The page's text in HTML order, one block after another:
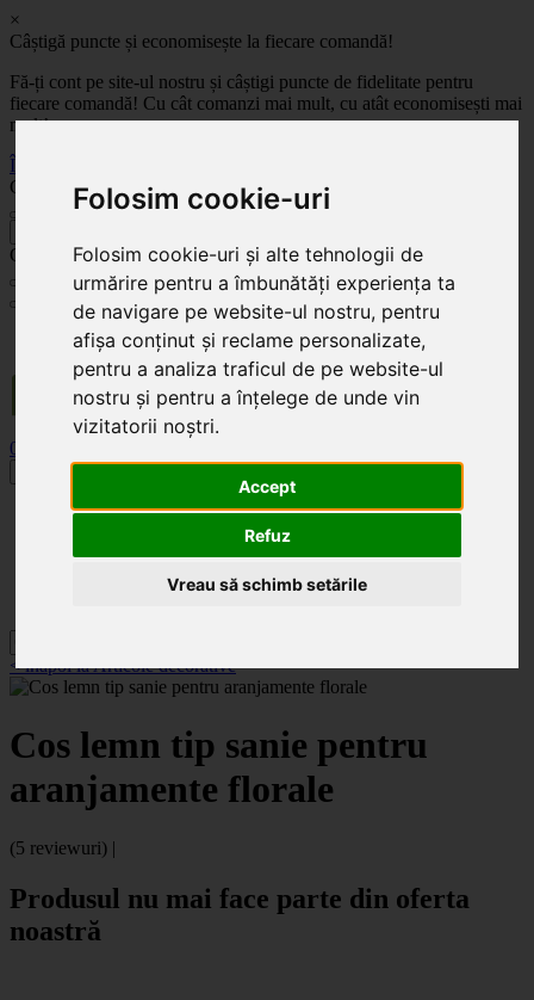
Folosim cookie-uri
Folosim cookie-uri și alte tehnologii de
urmărire pentru a îmbunătăți experiența ta
de navigare pe website-ul nostru, pentru
afișa conținut și reclame personalizate,
pentru a analiza traficul de pe website-ul
nostru și pentru a înțelege de unde vin
vizitatorii noștri.
Accept
Refuz
Vreau să schimb setările
×
Câștigă puncte și economisește la fiecare comandă!
Fă-ți cont pe site-ul nostru și câștigi puncte de fidelitate pentru
fiecare comandă! Cu cât comanzi mai mult, cu atât economisești mai
mult!
Înregistrează-te acum
Celoplast
Celoplast
Transportul este GRATUIT pentru comenzile mai mari de 350 Lei. Comanda minimă în
valoare de 100 Lei. Expediere în 1 - 2 zile lucrătoare.
0
Toggle navigation
Acasă
Noutăți
< înapoi la Articole decorative
Cos lemn tip sanie pentru
aranjamente florale
(5 reviewuri) |
Produsul nu mai face parte din oferta
noastră